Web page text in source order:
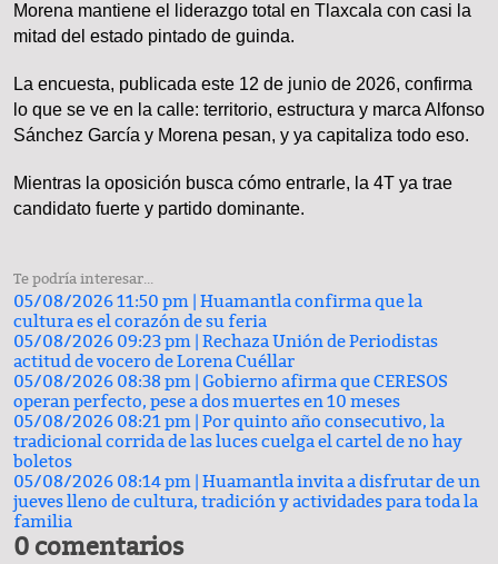
Morena mantiene el liderazgo total en Tlaxcala con casi la
mitad del estado pintado de guinda.
La encuesta, publicada este 12 de junio de 2026, confirma
lo que se ve en la calle: territorio, estructura y marca Alfonso
Sánchez García y Morena pesan, y ya capitaliza todo eso.
Mientras la oposición busca cómo entrarle, la 4T ya trae
candidato fuerte y partido dominante.
Te podría interesar...
05/08/2026 11:50 pm | Huamantla confirma que la
cultura es el corazón de su feria
05/08/2026 09:23 pm | Rechaza Unión de Periodistas
actitud de vocero de Lorena Cuéllar
05/08/2026 08:38 pm | Gobierno afirma que CERESOS
operan perfecto, pese a dos muertes en 10 meses
05/08/2026 08:21 pm | Por quinto año consecutivo, la
tradicional corrida de las luces cuelga el cartel de no hay
boletos
05/08/2026 08:14 pm | Huamantla invita a disfrutar de un
jueves lleno de cultura, tradición y actividades para toda la
familia
0 comentarios